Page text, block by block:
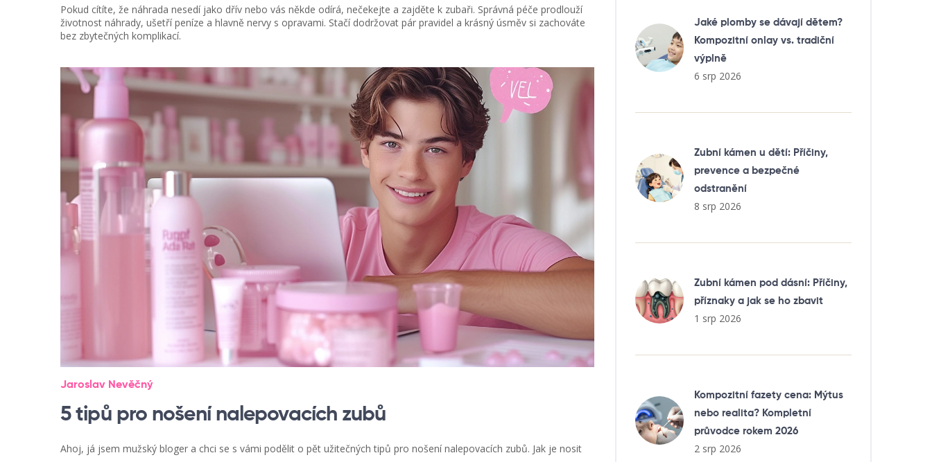
Pokud cítíte, že náhrada nesedí jako dřív nebo vás někde odírá, nečekejte a zajděte k zubaři. Správná péče prodlouží
životnost náhrady, ušetří peníze a hlavně nervy s opravami. Stačí dodržovat pár pravidel a krásný úsměv si zachováte
bez zbytečných komplikací.
Jaroslav Nevěčný
5 tipů pro nošení nalepovacích zubů
Ahoj, já jsem mužský bloger a chci se s vámi podělit o pět užitečných tipů pro nošení nalepovacích zubů. Jak je nosit
Jaké plomby se dávají dětem?
Kompozitní onlay vs. tradiční
výplně
6 srp 2026
Zubní kámen u dětí: Příčiny,
prevence a bezpečné
odstranění
8 srp 2026
Zubní kámen pod dásní: Příčiny,
příznaky a jak se ho zbavit
1 srp 2026
Kompozitní fazety cena: Mýtus
nebo realita? Kompletní
průvodce rokem 2026
2 srp 2026